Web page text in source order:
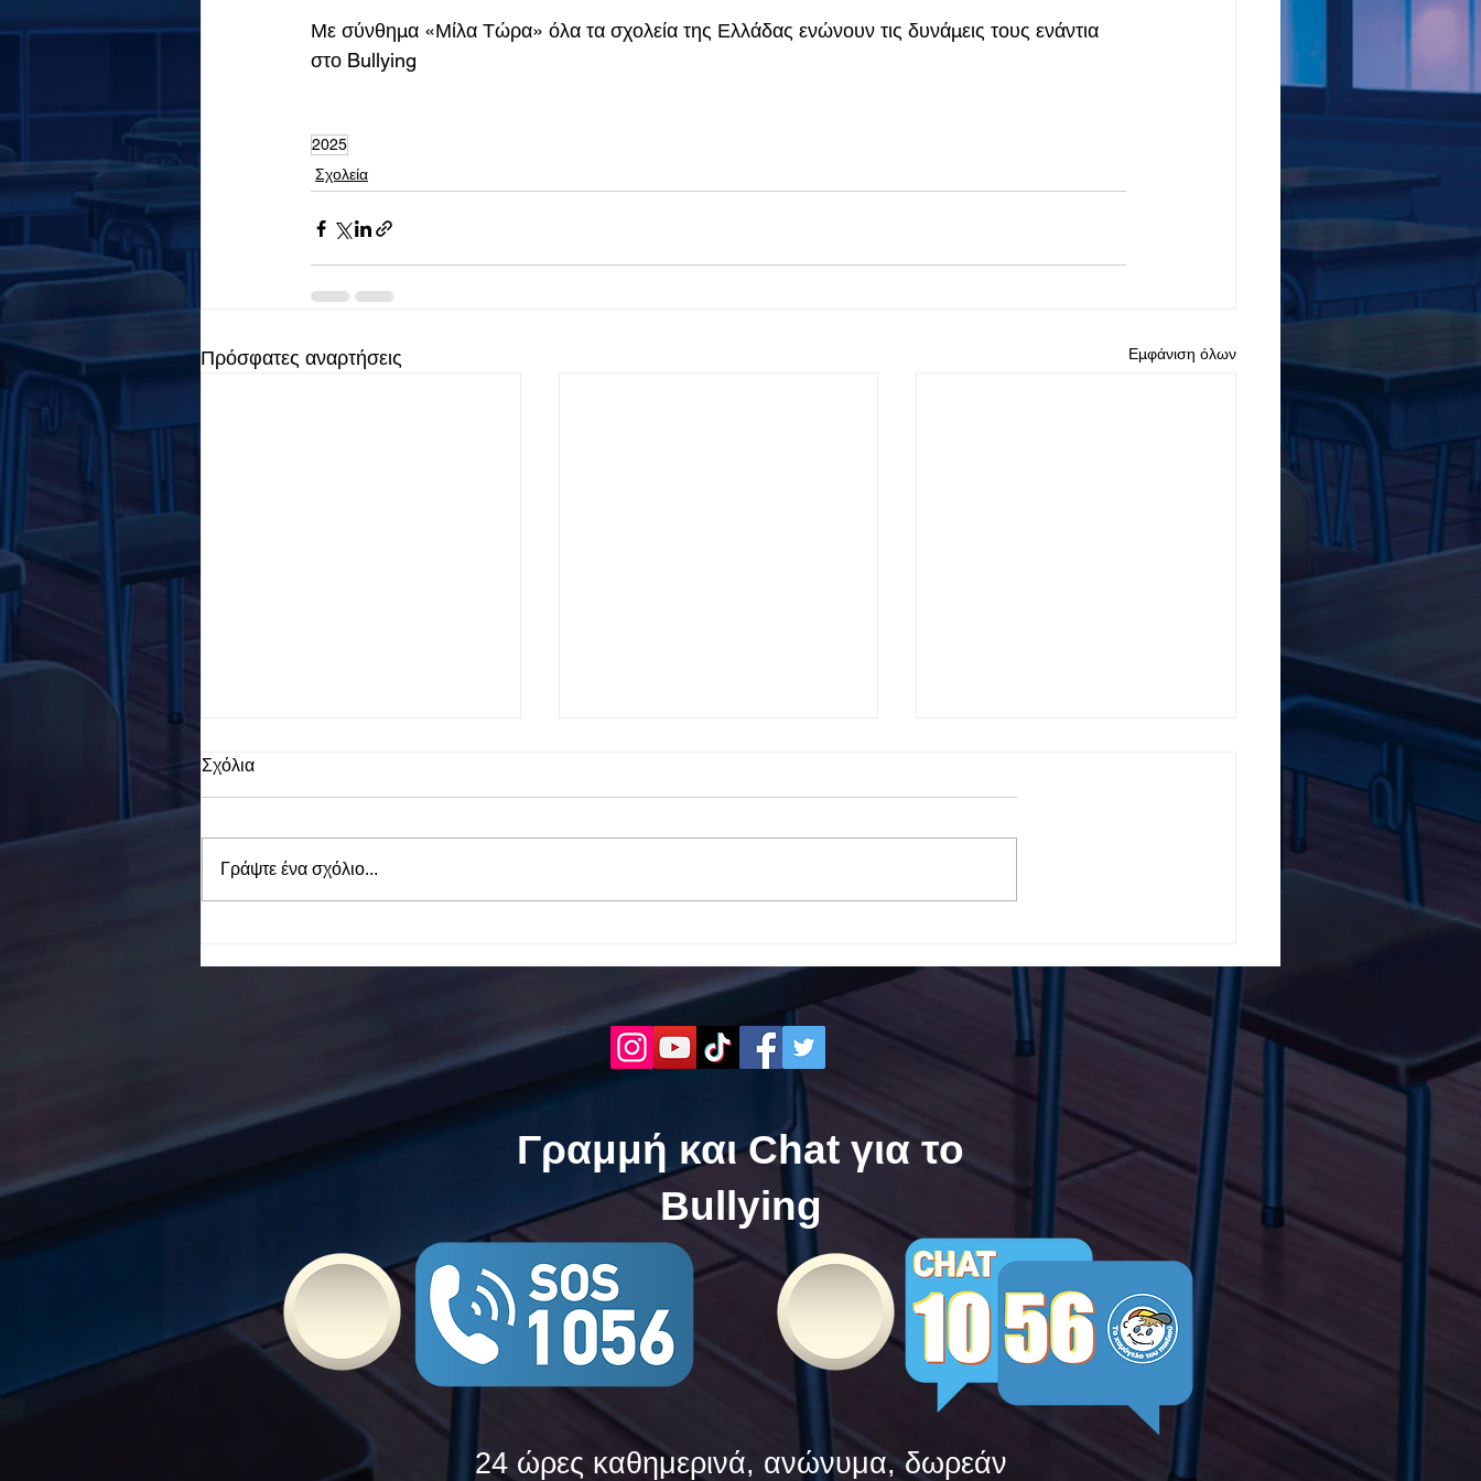
Με σύνθημα «Μίλα Τώρα» όλα τα σχολεία της Ελλάδας ενώνουν τις δυνάμεις τους ενάντια
στο Bullying
2025
Σχολεία
Πρόσφατες αναρτήσεις Εμφάνιση όλων
δυνάμεις τους ενάντια στο
Τώρα. Με σύνθημα "Μίλα
Τώρα" όλα τα σχολεία της
Ελλάδας ενώνουν τις
δυνάμεις τους ενάντια στο
Bullying
| Μίλα Τώρα. Με σύνθημα
"Μίλα Τώρα" όλα τα σχολεία
της Ελλάδας ενώνουν τις
δυνάμεις τους ενάντια στο
Σχόλια
Γράψτε ένα σχόλιο...
Γραμμή και Chat για το
Bullying
24 ώρες καθημερινά, ανώνυμα, δωρεάν